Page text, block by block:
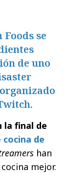
se
de uno
la final de
de
han
mejor.